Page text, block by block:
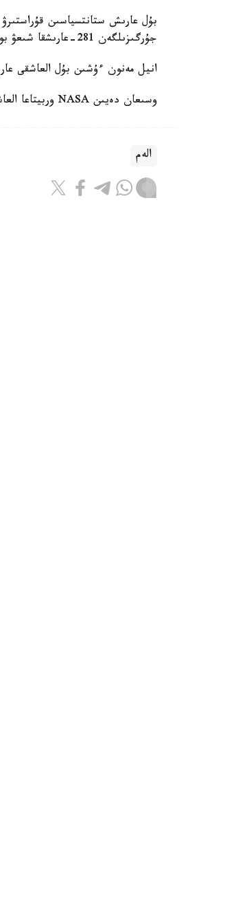
بۇل عارىش ستانتسياسىن
جۇرگىزىلگەن 281-عارىشقا شىعۋ بولدى.
انيل مەنون ءۇشىن بۇل العاشقى
وسىعان دەيىن NASA وربيتاعا العاشقى روبوتىن ۇشىرعانىن حابارلادىق.
الەم